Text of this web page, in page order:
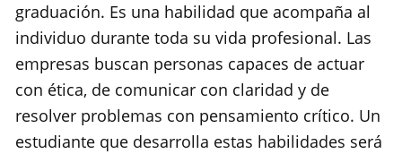
graduación. Es una habilidad que acompaña al
individuo durante toda su vida profesional. Las
empresas buscan personas capaces de actuar
con ética, de comunicar con claridad y de
resolver problemas con pensamiento crítico. Un
estudiante que desarrolla estas habilidades será